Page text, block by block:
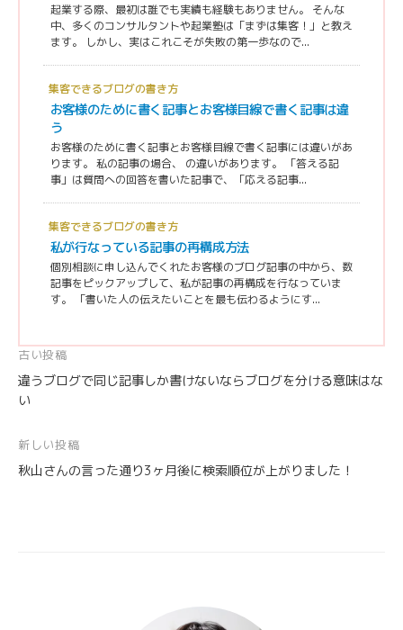
起業する際、最初は誰でも実績も経験もありません。 そんな
中、多くのコンサルタントや起業塾は「まずは集客！」と教え
ます。 しかし、実はこれこそが失敗の第一歩なので...
集客できるブログの書き方
お客様のために書く記事とお客様目線で書く記事は違
う
お客様のために書く記事とお客様目線で書く記事には違いがあ
ります。 私の記事の場合、 の違いがあります。 「答える記
事」は質問への回答を書いた記事で、「応える記事...
集客できるブログの書き方
私が行なっている記事の再構成方法
個別相談に申し込んでくれたお客様のブログ記事の中から、数
記事をピックアップして、私が記事の再構成を行なっていま
す。 「書いた人の伝えたいことを最も伝わるようにす...
投
稿
ナ
ビ
ゲ
古い投稿
違うブログで同じ記事しか書けないならブログを分ける意味はな
い
新しい投稿
秋山さんの言った通り3ヶ月後に検索順位が上がりました！